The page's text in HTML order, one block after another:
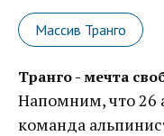
Массив Транго
Транго - мечта
Напомним, что 26
команда